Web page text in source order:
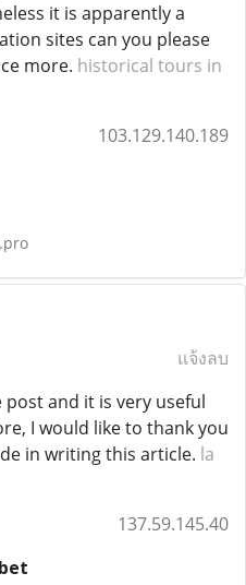
it is apparently a
sites can you please
more. historical tours in
103.129.140.189
แจ้งลบ
and it is very useful
I would like to thank you
in writing this article. la
137.59.145.40